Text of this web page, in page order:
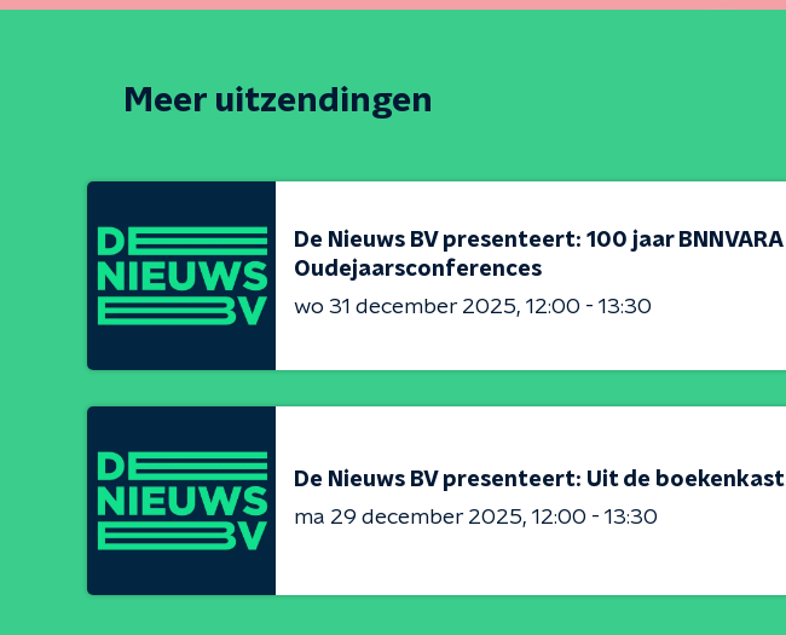
Meer uitzendingen
De Nieuws BV presenteert: 100 jaar BNNVARA
Oudejaarsconferences
wo 31 december 2025 12:00 - 13:30
De Nieuws BV presenteert: Uit de boekenkast
ma 29 december 2025 12:00 - 13:30